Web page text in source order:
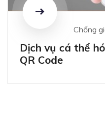
Chống
Dịch vụ cá thể
QR Code